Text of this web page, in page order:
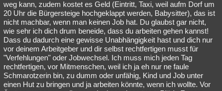
weg kann, zudem kostet es Geld (Eintritt, Taxi, weil aufm Dorf um
20 Uhr die Bürgersteige hochgeklappt werden, Babysitter), das ist
nicht machbar, wenn man keinen Job hat. Du glaubst gar nicht,
wie sehr ich dich drum beneide, dass du arbeiten gehen kannst!
Dass du dadurch eine gewisse Unabhängigkeit hast und dich nur
vor deinem Arbeitgeber und dir selbst rechtfertigen musst für
"Verfehlungen" oder Jobwechsel. Ich muss mich jeden Tag
rechtfertigen, vor Mitmenschen, weil ich ja eh nur ne faule
Schmarotzerin bin, zu dumm oder unfähig, Kind und Job unter
einen Hut zu bringen und ja arbeiten könnte, wenn ich wollte. Vor